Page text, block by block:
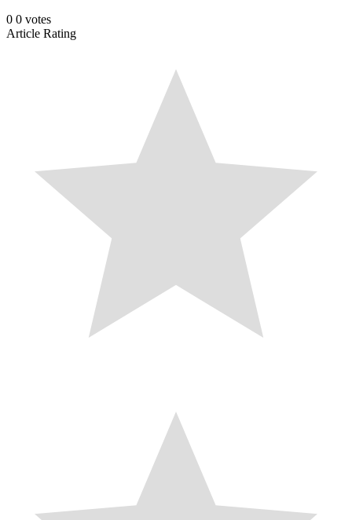
0 0 votes
Article Rating